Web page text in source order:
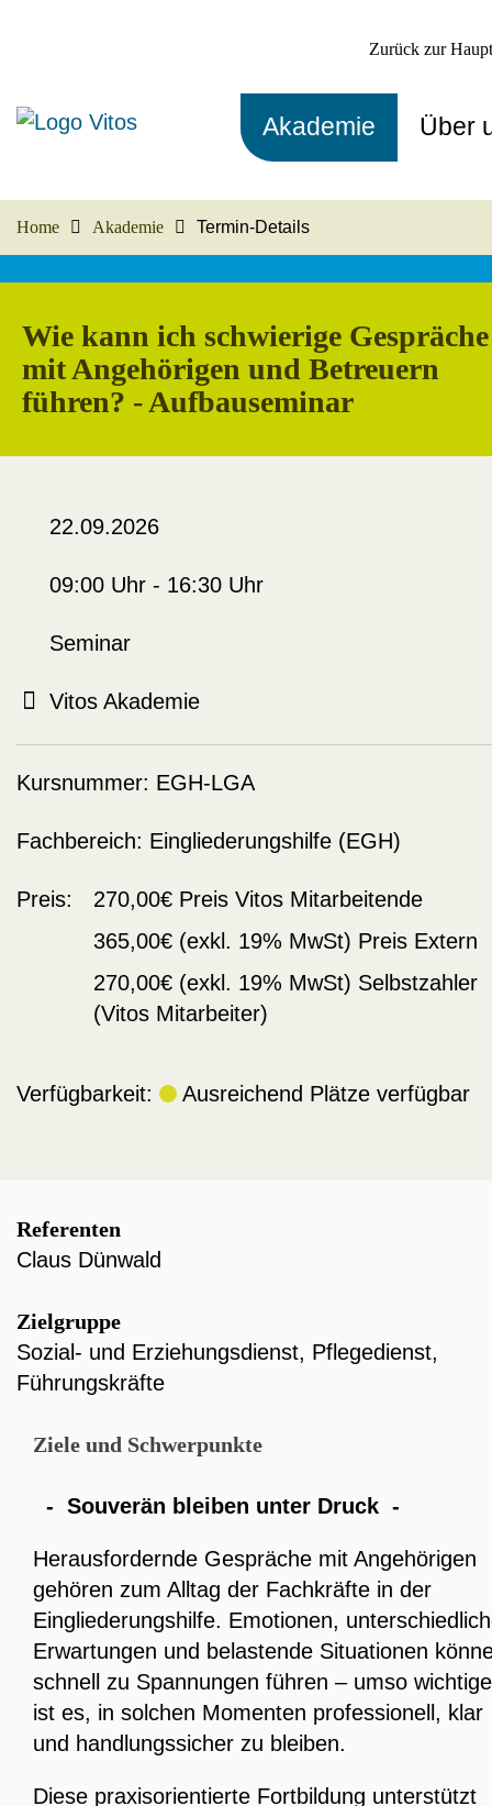
Zurück zur
Akademie Über
Home Akademie Termin-Details
Wie kann ich schwierige Gespräche
mit Angehörigen und Betreuern
führen? - Aufbauseminar
22.09.2026
09:00 Uhr - 16:30 Uhr
Seminar
Vitos Akademie
Kursnummer: EGH-LGA
Fachbereich: Eingliederungshilfe (EGH)
Preis: 270,00€ Preis Vitos Mitarbeitende
365,00€ (exkl. 19% MwSt) Preis Extern
270,00€ (exkl. 19% MwSt) Selbstzahler
(Vitos Mitarbeiter)
Verfügbarkeit: Ausreichend Plätze verfügbar
Referenten
Claus Dünwald
Zielgruppe
Sozial- und Erziehungsdienst, Pflegedienst,
Führungskräfte
Ziele und Schwerpunkte
- Souverän bleiben unter Druck -
Herausfordernde Gespräche mit Angehörigen
gehören zum Alltag der Fachkräfte in der
Eingliederungshilfe. Emotionen,
Erwartungen und belastende Situationen
schnell zu Spannungen führen – umso
ist es, in solchen Momenten professionell, klar
und handlungssicher zu bleiben.
Diese praxisorientierte Fortbildung unterstützt